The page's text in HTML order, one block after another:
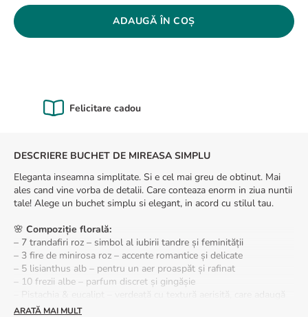
ADAUGĂ ÎN COȘ
Calitate Garantată
DESCRIERE BUCHET DE MIREASA SIMPLU
Eleganta inseamna simplitate. Si e cel mai greu de obtinut. Mai
ales cand vine vorba de detalii. Care conteaza enorm in ziua nuntii
tale! Alege un buchet simplu si elegant, in acord cu stilul tau.
🌸 Compoziție florală:
– 7 trandafiri roz – simbol al iubirii tandre și feminității
– 3 fire de minirosa roz – accente romantice și delicate
– 5 lisianthus alb – pentru un aer proaspăt și rafinat
– 10 frezii albe – parfum discret și gingășie
– Pistachia & eucalipt – verdeață cu textură aerisită, care adaugă
prospețime și lejeritate.
ARATĂ MAI MULT
5.
buchet lalele
6.
trandafiri albi